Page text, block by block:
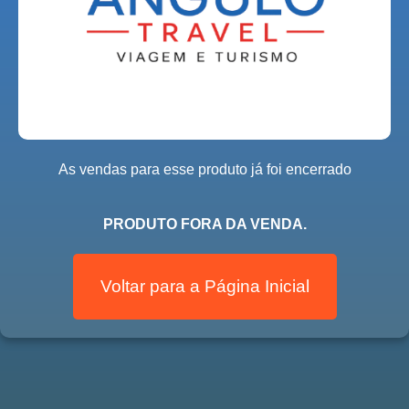
As vendas para esse produto já foi encerrado
PRODUTO FORA DA VENDA.
Voltar para a Página Inicial